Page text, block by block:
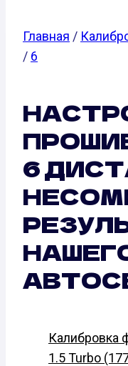
Главная /
/ 6
6
Калибровка
1.5 Turbo